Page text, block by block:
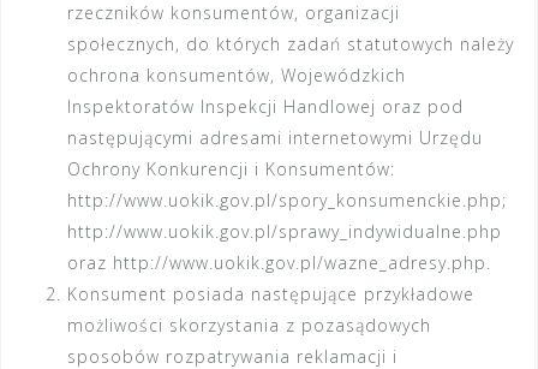
rzeczników konsumentów, organizacji
społecznych, do których zadań statutowych należy
ochrona konsumentów, Wojewódzkich
Inspektoratów Inspekcji Handlowej oraz pod
następującymi adresami internetowymi Urzędu
Ochrony Konkurencji i Konsumentów:
http://www.uokik.gov.pl/spory_konsumenckie.php;
http://www.uokik.gov.pl/sprawy_indywidualne.php
oraz http://www.uokik.gov.pl/wazne_adresy.php.
Konsument posiada następujące przykładowe
możliwości skorzystania z pozasądowych
sposobów rozpatrywania reklamacji i